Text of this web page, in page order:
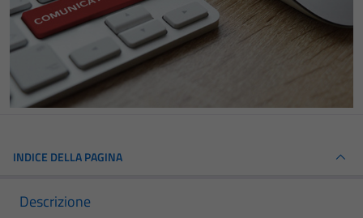
INDICE DELLA PAGINA
Descrizione